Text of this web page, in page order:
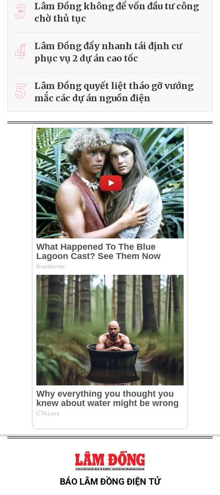
3
Lâm Đồng không để vốn đầu tư công
chờ thủ tục
4
Lâm Đồng đẩy nhanh tái định cư
phục vụ 2 dự án cao tốc
5
Lâm Đồng quyết liệt tháo gỡ vướng
mắc các dự án nguồn điện
BÁO LÂM ĐỒNG ĐIỆN TỬ